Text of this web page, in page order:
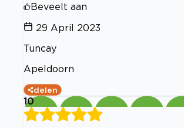
Beveelt aan
29 April 2023
Tuncay
Apeldoorn
delen
10